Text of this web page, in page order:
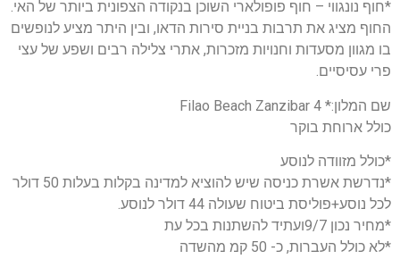
*חוף נונגווי – חוף פופולארי השוכן בנקודה הצפונית ביותר של האי.
החוף מציג את תרבות בניית סירות הדאו, ובין היתר מציע לנופשים
בו מגוון מסעדות וחנויות מזכרות, אתרי צלילה רבים ושפע של עצי
פרי עסיסיים.
שם המלון:* 4 Filao Beach Zanzibar
כולל ארוחת בוקר
*כולל מזוודה לנוסע
*נדרשת אשרת כניסה שיש להוציא למדינה בקלות בעלות 50 דולר
לכל נוסע+פוליסת ביטוח שעולה 44 דולר לנוסע.
*מחיר נכון 9/7ועתיד להשתנות בכל עת
*לא כולל העברות, כ- 50 קמ מהשדה